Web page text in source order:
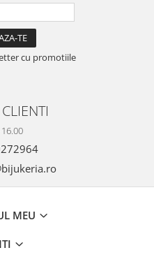
cu promotiile
MEU